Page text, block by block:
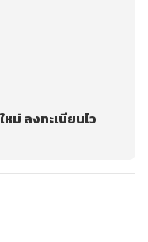
ม่ ลงทะเบียนไว